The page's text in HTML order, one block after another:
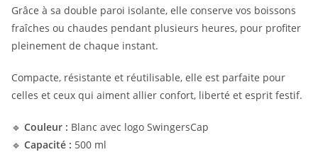
Grâce à sa double paroi isolante, elle conserve vos boissons
fraîches ou chaudes pendant plusieurs heures, pour profiter
pleinement de chaque instant.
Compacte, résistante et réutilisable, elle est parfaite pour
celles et ceux qui aiment allier confort, liberté et esprit festif.
🔹 Couleur : Blanc avec logo SwingersCap
🔹 Capacité : 500 ml